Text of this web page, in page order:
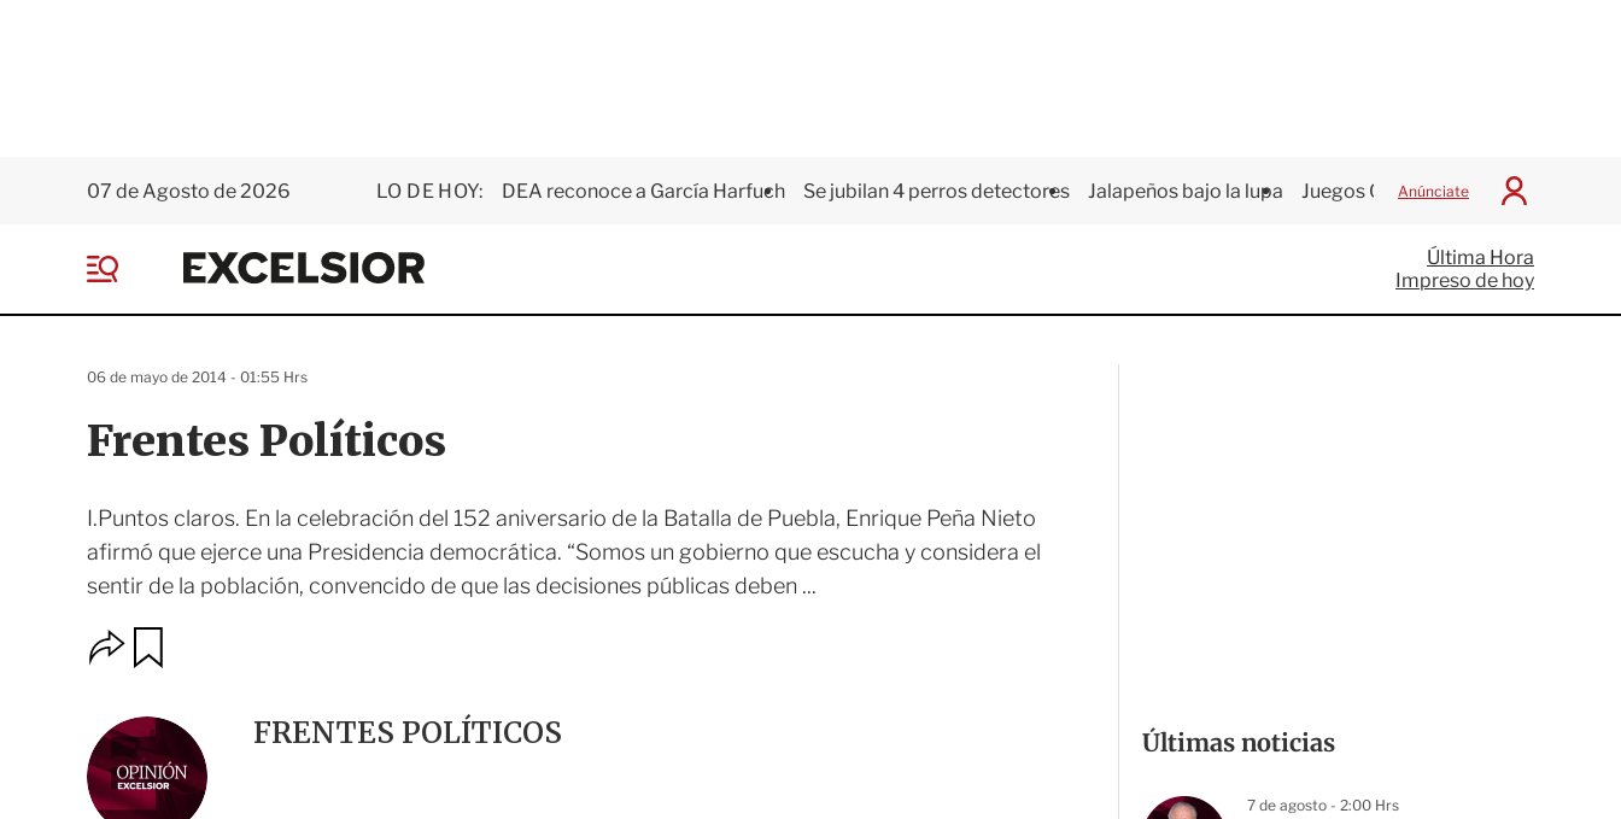
07 de Agosto de 2026 LO DE HOY: DEA reconoce a García Harfuch Se jubilan 4 perros detectores Jalapeños bajo la lupa Juegos Centroamericanos
Anúnciate
I
c
i
a
E
x
e
r
e
Última Hora
Impreso de hoy
Frentes Políticos
I.Puntos claros. En la celebración del 152 aniversario de la Batalla de Puebla, Enrique Peña Nieto
afirmó que ejerce una Presidencia democrática. “Somos un gobierno que escucha y considera el
sentir de la población, convencido de que las decisiones públicas deben ...
06 de mayo de 2014 - 01:55 Hrs
O
p
o
n
e
s
d
r
FRENTES POLÍTICOS Últimas noticias
7 de agosto - 2:00 Hrs